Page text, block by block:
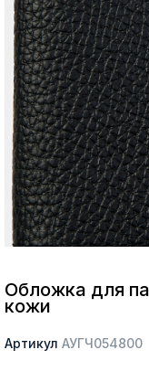
Москва
Да, все верно
О компании
Обложка для
кожи
Артикул АУГЧ054800